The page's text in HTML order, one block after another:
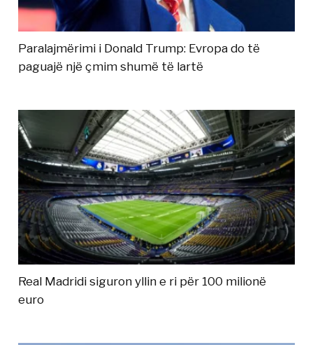
Paralajmërimi i Donald Trump: Evropa do të
paguajë një çmim shumë të lartë
Real Madridi siguron yllin e ri për 100 milionë
euro